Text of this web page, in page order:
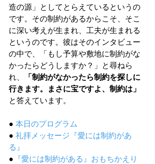
造の源」としてとらえているというの
です。その制約があるからこそ、そこ
に深い考えが生まれ、工夫が生まれる
というのです。彼はそのインタビュー
の中で、「もし予算や敷地に制約がな
かったらどうしますか？」と尋ねら
れ、
「制約がなかったら制約を探しに
行きます。まさに宝ですよ、制約は」
と答えています。
● 本日のプログラム
● 礼拝メッセージ『愛には制約があ
る』
● 『愛には制約がある』おもちかえり